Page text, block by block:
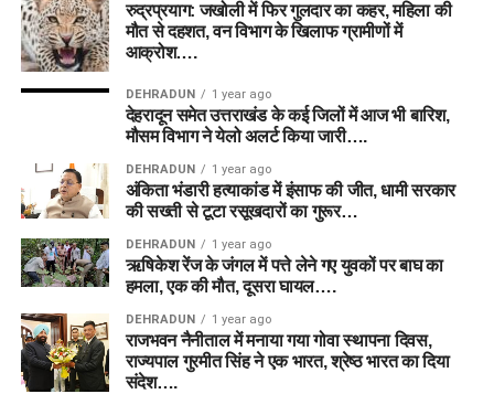
रुद्रप्रयाग: जखोली में फिर गुलदार का कहर, महिला की
मौत से दहशत, वन विभाग के खिलाफ ग्रामीणों में
आक्रोश….
DEHRADUN 1 year ago
देहरादून समेत उत्तराखंड के कई जिलों में आज भी बारिश,
मौसम विभाग ने येलो अलर्ट किया जारी….
DEHRADUN 1 year ago
अंकिता भंडारी हत्याकांड में इंसाफ की जीत, धामी सरकार
की सख्ती से टूटा रसूखदारों का गुरूर…
DEHRADUN 1 year ago
ऋषिकेश रेंज के जंगल में पत्ते लेने गए युवकों पर बाघ का
हमला, एक की मौत, दूसरा घायल….
DEHRADUN 1 year ago
राजभवन नैनीताल में मनाया गया गोवा स्थापना दिवस,
राज्यपाल गुरमीत सिंह ने एक भारत, श्रेष्ठ भारत का दिया
संदेश….